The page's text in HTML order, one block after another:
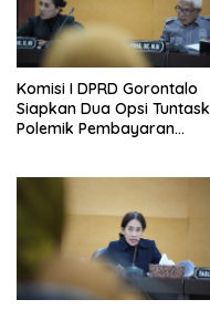
Komisi I DPRD Gorontalo
Siapkan Dua Opsi
Polemik Pembayaran